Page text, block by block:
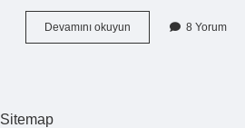
Devamını okuyun
parası
8 Yorum
Sitemap